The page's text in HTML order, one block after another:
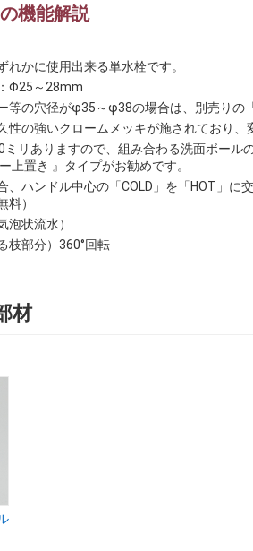
機能解説
れかに使用出来る単水栓です。
Φ25～28mm
等の穴径がφ35～φ38の場合は、別売りの
性の強いクロームメッキが施されており、
ミリありますので、組み合わる洗面ボー
上置き 』タイプがお勧めです。
、ハンドル中心の「COLD」を「HOT」
料）
泡状流水）
枝部分）360°回転
材